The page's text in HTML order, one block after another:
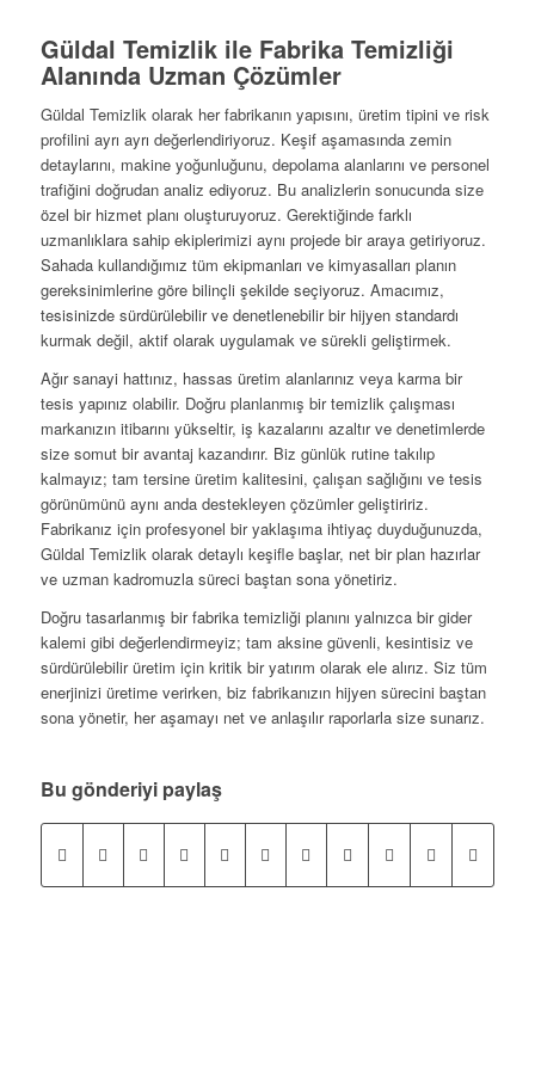
Güldal Temizlik ile Fabrika Temizliği
Alanında Uzman Çözümler
Güldal Temizlik olarak her fabrikanın yapısını, üretim tipini ve risk
profilini ayrı ayrı değerlendiriyoruz. Keşif aşamasında zemin
detaylarını, makine yoğunluğunu, depolama alanlarını ve personel
trafiğini doğrudan analiz ediyoruz. Bu analizlerin sonucunda size
özel bir hizmet planı oluşturuyoruz. Gerektiğinde farklı
uzmanlıklara sahip ekiplerimizi aynı projede bir araya getiriyoruz.
Sahada kullandığımız tüm ekipmanları ve kimyasalları planın
gereksinimlerine göre bilinçli şekilde seçiyoruz. Amacımız,
tesisinizde sürdürülebilir ve denetlenebilir bir hijyen standardı
kurmak değil, aktif olarak uygulamak ve sürekli geliştirmek.
Ağır sanayi hattınız, hassas üretim alanlarınız veya karma bir
tesis yapınız olabilir. Doğru planlanmış bir temizlik çalışması
markanızın itibarını yükseltir, iş kazalarını azaltır ve denetimlerde
size somut bir avantaj kazandırır. Biz günlük rutine takılıp
kalmayız; tam tersine üretim kalitesini, çalışan sağlığını ve tesis
görünümünü aynı anda destekleyen çözümler geliştiririz.
Fabrikanız için profesyonel bir yaklaşıma ihtiyaç duyduğunuzda,
Güldal Temizlik olarak detaylı keşifle başlar, net bir plan hazırlar
ve uzman kadromuzla süreci baştan sona yönetiriz.
Doğru tasarlanmış bir fabrika temizliği planını yalnızca bir gider
kalemi gibi değerlendirmeyiz; tam aksine güvenli, kesintisiz ve
sürdürülebilir üretim için kritik bir yatırım olarak ele alırız. Siz tüm
enerjinizi üretime verirken, biz fabrikanızın hijyen sürecini baştan
sona yönetir, her aşamayı net ve anlaşılır raporlarla size sunarız.
Bu gönderiyi paylaş